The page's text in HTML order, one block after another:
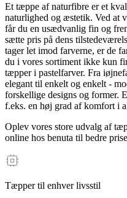
Et tæppe af naturfibre er et
naturlighed og æstetik. Ved at
får du en usædvanlig fin og
sætte pris på dens
tager let imod farverne, er de
du i vores sortiment ikke kun
tæpper i pastelfarver. Fra
elegant til enkelt og enkelt -
forskellige designs og former.
f.eks. en høj grad af komfort i
Oplev vores store udvalg af
online hos benuta til bedre
Tæpper til enhver livsstil